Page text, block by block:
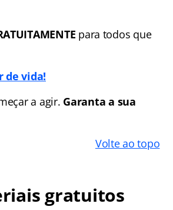
para todos que
de vida!
a agir. Garanta a sua
Volte ao topo
gratuitos